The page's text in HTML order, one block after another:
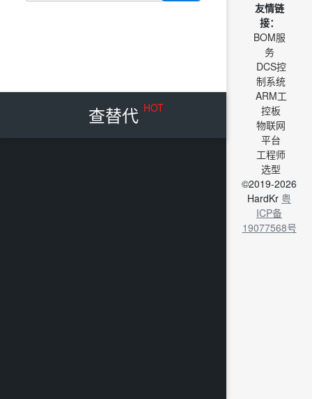
查替代 HOT
友情链
接：
BOM服
务
DCS控
制系统
ARM工
控板
物联网
平台
工程师
选型
©2019-2026
HardKr 粤
ICP备
19077568号